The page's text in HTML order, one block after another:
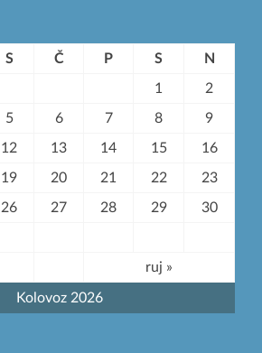
Kolovoz 2026
S Č P S N
1 2
5 6 7 8 9
12 13 14 15 16
19 20 21 22 23
26 27 28 29 30
ruj »